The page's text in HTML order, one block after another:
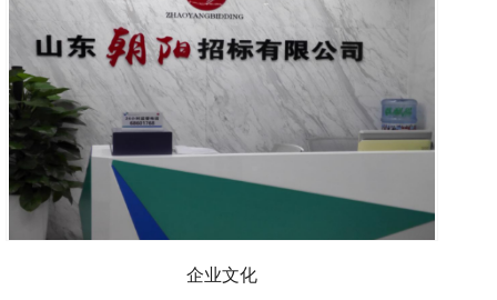
企业文化